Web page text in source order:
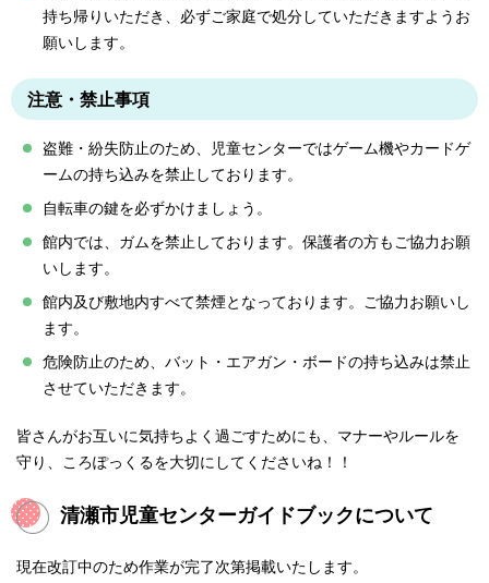
持ち帰りいただき、必ずご家庭で処分していただきますようお
願いします。
注意・禁止事項
盗難・紛失防止のため、児童センターではゲーム機やカードゲ
ームの持ち込みを禁止しております。
自転車の鍵を必ずかけましょう。
館内では、ガムを禁止しております。保護者の方もご協力お願
いします。
館内及び敷地内すべて禁煙となっております。ご協力お願いし
ます。
危険防止のため、バット・エアガン・ボードの持ち込みは禁止
させていただきます。
皆さんがお互いに気持ちよく過ごすためにも、マナーやルールを
守り、ころぽっくるを大切にしてくださいね！！
清瀬市児童センターガイドブックについて
現在改訂中のため作業が完了次第掲載いたします。